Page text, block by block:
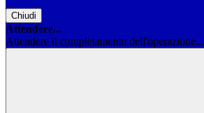
Chiudi
Attendere...
Attendere il completamento dell'operazione...